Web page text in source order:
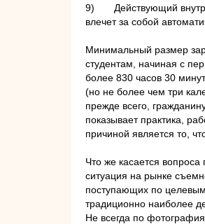
9)
Действующий
влечет за собой
Минимальный размер
студентам, начиная с
более 830 часов 30
(но не более чем три
прежде всего,
показывает практика,
причиной является то,
Что же касается
ситуация на рынке
поступающих по целевым
традиционно наиболее
Не всегда по